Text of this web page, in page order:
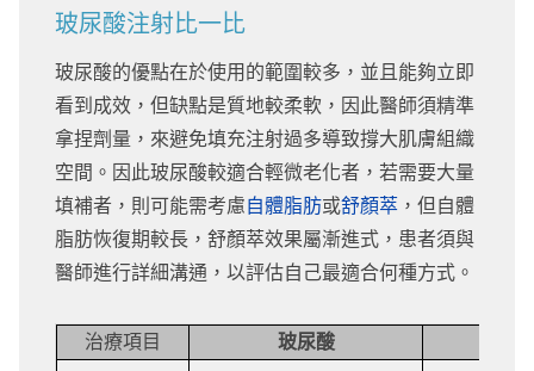
玻尿酸注射比一比
玻尿酸的優點在於使用的範圍較多，並且能夠立即
看到成效，但缺點是質地較柔軟，因此醫師須精準
拿捏劑量，來避免填充注射過多導致撐大肌膚組織
空間。因此玻尿酸較適合輕微老化者，若需要大量
填補者，則可能需考慮自體脂肪或舒顏萃 ，但自體
脂肪恢復期較長，舒顏萃效果屬漸進式，患者須與
醫師進行詳細溝通，以評估自己最適合何種方式。
治療項目 玻尿酸